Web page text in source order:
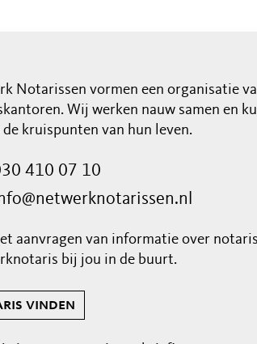
Notarissen vormen een organisatie
Wij werken nauw samen en
kruispunten van hun leven.
410 07 10
aanvragen van informatie over
bij jou in de buurt.
vinden